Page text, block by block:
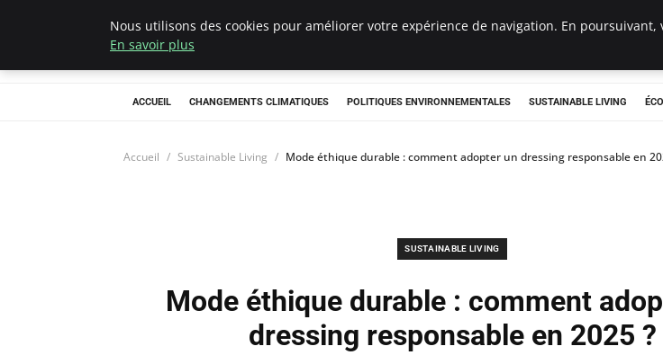
Climategatecountryclub.com
ACCUEIL CHANGEMENTS CLIMATIQUES POLITIQUES ENVIRONNEMENTALES SUSTAINABLE LIVING
Accueil Sustainable Living Mode éthique durable : comment adopter un dressing responsable en
SUSTAINABLE LIVING
Mode éthique durable : comment
dressing responsable en 2025 ?
Nous utilisons des cookies pour améliorer votre expérience de navigation. En
En savoir plus